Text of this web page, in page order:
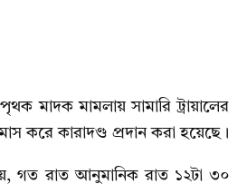
মাদক মামলায় সামারি ট্রায়ালের
করে কারাদণ্ড প্রদান করা হয়েছে।
গত রাত আনুমানিক রাত ১২টা ৩০